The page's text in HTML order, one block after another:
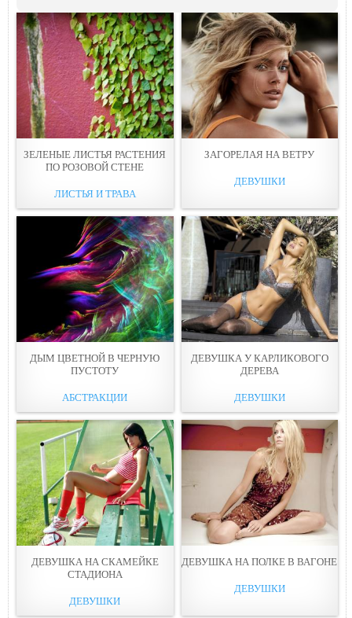
ЗЕЛЕНЫЕ ЛИСТЬЯ РАСТЕНИЯ
ПО РОЗОВОЙ СТEНЕ
ЛИСТЬЯ И ТРАВА
ЗАГОРЕЛAЯ НА ВЕТРУ
ДЕВУШКИ
ДЫМ ЦВЕТНОЙ В ЧЕРНУЮ
ПУСТOТУ
АБСТРАКЦИИ
ДЕВУШКА У КАРЛИКОВОГО
ДЕРEВА
ДЕВУШКИ
ДЕВУШКА НА СКАМЕЙКЕ
СТАДИOНА
ДЕВУШКИ
ДЕВУШКА НА ПОЛКЕ В ВАГOНЕ
ДЕВУШКИ